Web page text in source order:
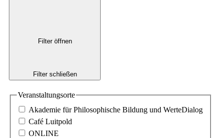
Filter öffnen
Filter schließen
Veranstaltungsorte
Akademie für Philosophische Bildung und WerteDialog
Café Luitpold
ONLINE